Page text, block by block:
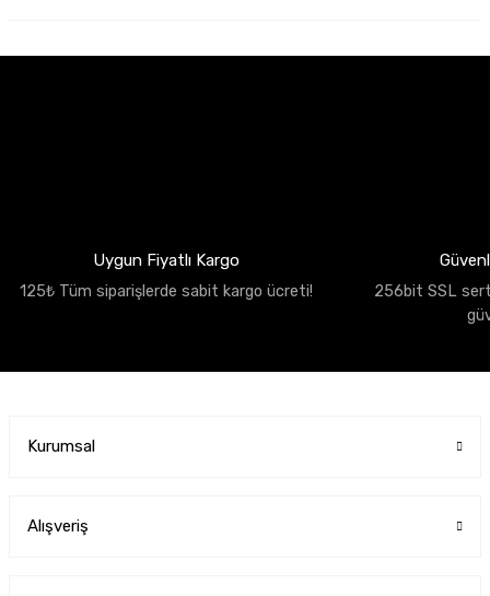
Uygun Fiyatlı Kargo
125₺ Tüm siparişlerde sabit kargo ücreti!
256bit SSL
Kurumsal
Alışveriş